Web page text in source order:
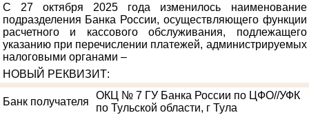
С 27 октября 2025 года изменилось наименование
подразделения Банка России, осуществляющего функции
расчетного и кассового обслуживания, подлежащего
указанию при перечислении платежей, администрируемых
налоговыми органами –
НОВЫЙ РЕКВИЗИТ:
Банк получателя
ОКЦ № 7 ГУ Банка России по ЦФО//УФК
по Тульской области, г Тула